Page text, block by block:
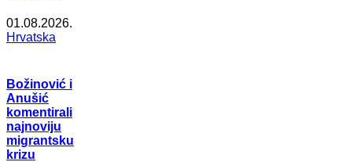
01.08.2026.
Hrvatska
Božinović i
Anušić
komentirali
najnoviju
migrantsku
krizu